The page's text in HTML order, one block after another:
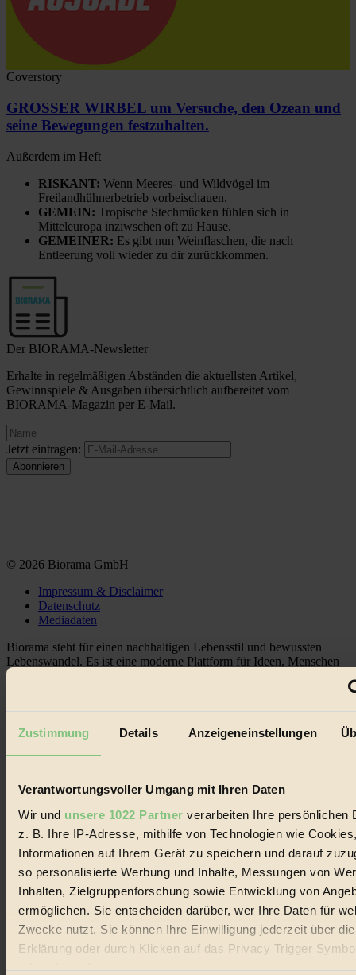
Zustimmung Details Anzeigeneinstellungen
Verantwortungsvoller Umgang mit Ihren Daten
Wir und unsere 1022 Partner verarbeiten Ihre persönlichen
z. B. Ihre IP-Adresse, mithilfe von Technologien wie
Informationen auf Ihrem Gerät zu speichern und darauf
so personalisierte Werbung und Inhalte, Messungen von
Inhalten, Zielgruppenforschung sowie Entwicklung von
ermöglichen. Sie entscheiden darüber, wer Ihre Daten für
Zwecke nutzt. Sie können Ihre Einwilligung jederzeit über
Erklärung oder durch Klicken auf das Privacy Trigger
oder widerrufen
Coverstory
GROSSER WIRBEL um Versuche, den Ozean und
seine Bewegungen festzuhalten.
Außerdem im Heft
RISKANT: Wenn Meeres- und Wildvögel im
Freilandhühnerbetrieb vorbeischauen.
GEMEIN: Tropische Stechmücken fühlen sich in
Mitteleuropa inziwschen oft zu Hause.
GEMEINER: Es gibt nun Weinflaschen, die nach
Entleerung voll wieder zu dir zurückkommen.
Der BIORAMA-Newsletter
Erhalte in regelmäßigen Abständen die aktuellsten Artikel,
Gewinnspiele & Ausgaben übersichtlich aufbereitet vom
BIORAMA-Magazin per E-Mail.
Jetzt eintragen:
© 2026 Biorama GmbH
Impressum & Disclaimer
Datenschutz
Mediadaten
Biorama steht für einen nachhaltigen Lebensstil und bewussten
Lebenswandel. Es ist eine moderne Plattform für Ideen, Menschen
und Produkte, ein Leitfaden im schnell wachsenden Markt des
Social Media
3.415 Follower auf Twitter
Themen
Bio
Nachhaltigkeit